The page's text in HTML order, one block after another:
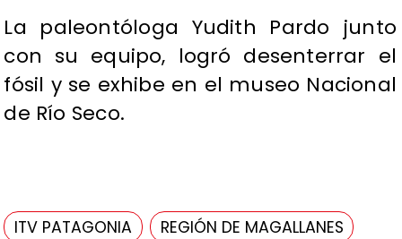
La paleontóloga Yudith Pardo junto
con su equipo, logró desenterrar el
fósil y se exhibe en el museo Nacional
de Río Seco.
ITV PATAGONIA REGIÓN DE MAGALLANES